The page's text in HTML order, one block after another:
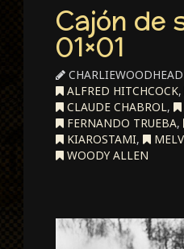
Cajón de
01×01
CHARLIEWOODHEAD
ALFRED HITCHCOCK
CLAUDE CHABROL,
FERNANDO TRUEBA,
KIAROSTAMI,
WOODY ALLEN